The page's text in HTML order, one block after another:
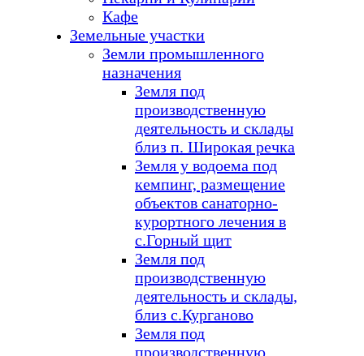
Кафе
Земельные участки
Земли промышленного
назначения
Земля под
производственную
деятельность и склады
близ п. Широкая речка
Земля у водоема под
кемпинг, размещение
объектов санаторно-
курортного лечения в
с.Горный щит
Земля под
производственную
деятельность и склады,
близ с.Курганово
Земля под
производственную